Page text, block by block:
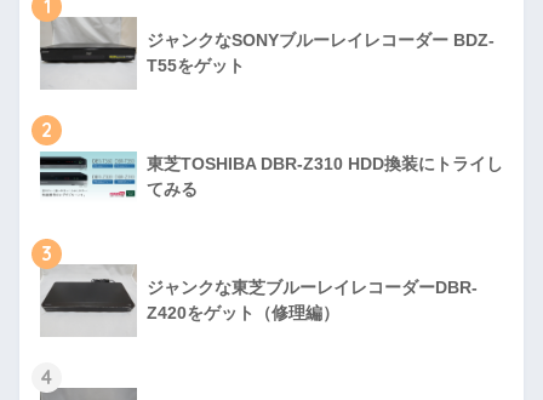
1
ジャンクなSONYブルーレイレコーダー BDZ-
T55をゲット
2
東芝TOSHIBA DBR-Z310 HDD換装にトライし
てみる
3
ジャンクな東芝ブルーレイレコーダーDBR-
Z420をゲット（修理編）
4